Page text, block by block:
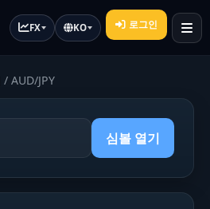
FX KO 로그인
/ AUD/JPY
심볼 열기